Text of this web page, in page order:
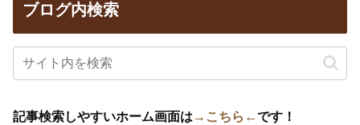
ブログ内検索
記事検索しやすいホーム画面は →こちら←です！